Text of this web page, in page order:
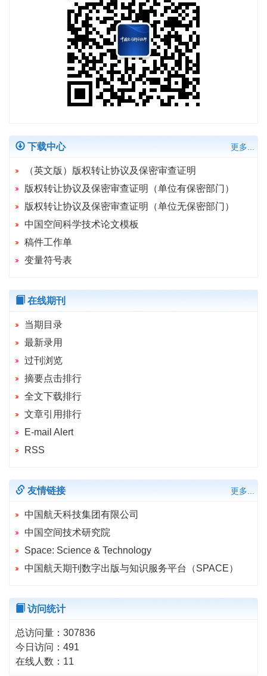
下载中心 更多...
（英文版）版权转让协议及保密审查证明
版权转让协议及保密审查证明（单位有保密部门）
版权转让协议及保密审查证明（单位无保密部门）
中国空间科学技术论文模板
稿件工作单
变量符号表
在线期刊
当期目录
最新录用
过刊浏览
摘要点击排行
全文下载排行
文章引用排行
E-mail Alert
RSS
友情链接 更多...
中国航天科技集团有限公司
中国空间技术研究院
Space: Science & Technology
中国航天期刊数字出版与知识服务平台（SPACE）
访问统计
总访问量： 307836
今日访问： 491
在线人数： 11